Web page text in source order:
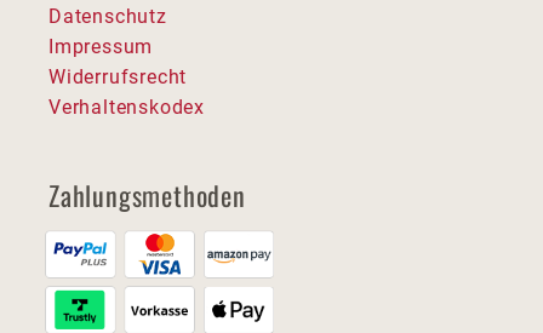
Datenschutz
Impressum
Widerrufsrecht
Verhaltenskodex
Zahlungsmethoden